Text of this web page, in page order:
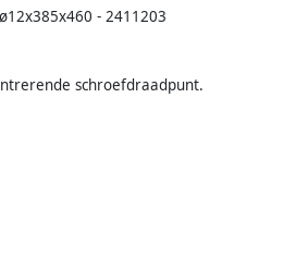
- 2411203
schroefdraadpunt.